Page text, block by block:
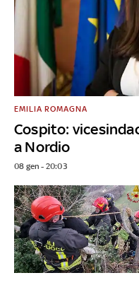
Cospito:
a Nordio
EMILIA ROMAGNA
08 gen - 20:03